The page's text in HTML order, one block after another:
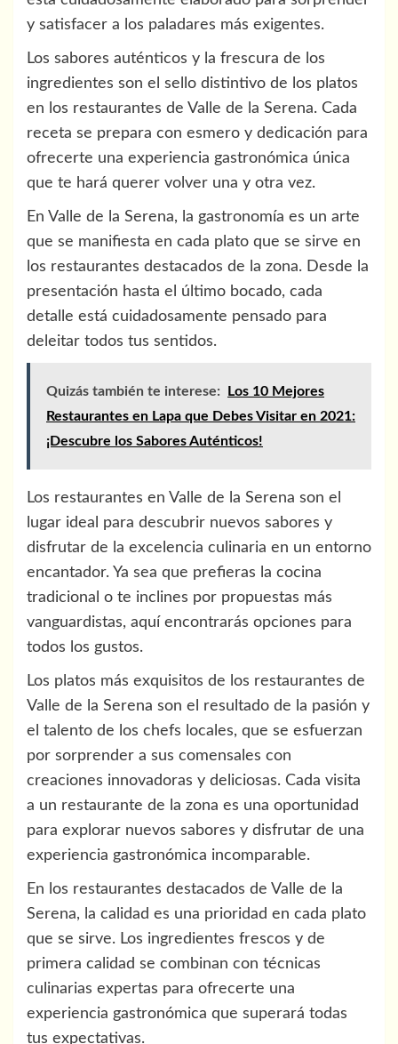
y satisfacer a los paladares más exigentes.
Los sabores auténticos y la frescura de los
ingredientes son el sello distintivo de los platos
en los restaurantes de Valle de la Serena. Cada
receta se prepara con esmero y dedicación para
ofrecerte una experiencia gastronómica única
que te hará querer volver una y otra vez.
En Valle de la Serena, la gastronomía es un arte
que se manifiesta en cada plato que se sirve en
los restaurantes destacados de la zona. Desde la
presentación hasta el último bocado, cada
detalle está cuidadosamente pensado para
deleitar todos tus sentidos.
Quizás también te interese:
Los 10 Mejores
Restaurantes en Lapa que Debes Visitar en 2021:
¡Descubre los Sabores Auténticos!
Los restaurantes en Valle de la Serena son el
lugar ideal para descubrir nuevos sabores y
disfrutar de la excelencia culinaria en un entorno
encantador. Ya sea que prefieras la cocina
tradicional o te inclines por propuestas más
vanguardistas, aquí encontrarás opciones para
todos los gustos.
Los platos más exquisitos de los restaurantes de
Valle de la Serena son el resultado de la pasión y
el talento de los chefs locales, que se esfuerzan
por sorprender a sus comensales con
creaciones innovadoras y deliciosas. Cada visita
a un restaurante de la zona es una oportunidad
para explorar nuevos sabores y disfrutar de una
experiencia gastronómica incomparable.
En los restaurantes destacados de Valle de la
Serena, la calidad es una prioridad en cada plato
que se sirve. Los ingredientes frescos y de
primera calidad se combinan con técnicas
culinarias expertas para ofrecerte una
experiencia gastronómica que superará todas
tus expectativas.